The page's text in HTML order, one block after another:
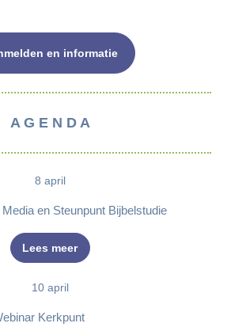
en informatie
A G E N D A
8 april
en Steunpunt Bijbelstudie
Lees meer
10 april
Kerkpunt